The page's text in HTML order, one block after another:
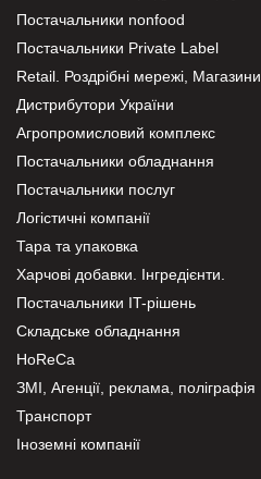
Постачальники nonfood
Постачальники Private Label
Retail. Роздрібні мережі, Магазини
Дистрибутори України
Агропромисловий комплекс
Постачальники обладнання
Постачальники послуг
Логістичні компанії
Тара та упаковка
Харчові добавки. Інгредієнти.
Постачальники IT-рішень
Складське обладнання
HoReCa
ЗМІ, Агенції, реклама, поліграфія
Транспорт
Іноземні компанії